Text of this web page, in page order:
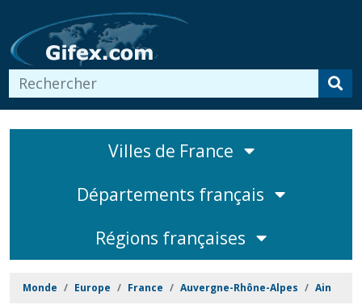
Villes de France
Départements français
Régions françaises
Monde Europe France Auvergne-Rhône-Alpes Ain